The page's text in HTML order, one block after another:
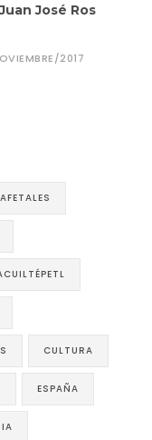
José Ros
2017
CULTURA
ESPAÑA